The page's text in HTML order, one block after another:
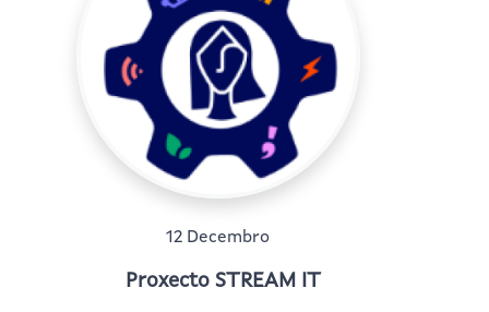
12 Decembro
Proxecto STREAM IT